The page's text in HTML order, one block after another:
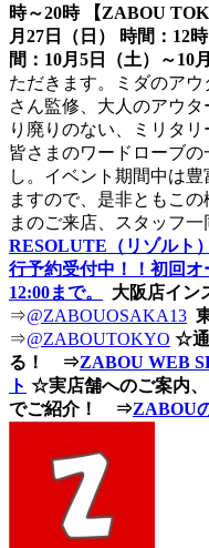
時～20時 【ZABOU
月27日（日） 時間：12
間：10月5日（土）～10
ただきます。ミダのア
さん監修、大人のアウ
り廃りのない、ミリタ
皆さまのワードローブ
し。イベント期間中は
ますので、是非ともこ
まのご来店、スタッフ
RESOLUTE（リゾルト
行予約受付中！！初回オ
12:00まで。
大阪店イン
⇒@ZABOUOSAKA13
⇒@ZABOUTOKYO ☆通
る！ ⇒ZABOU WEB
ト ☆実店舗へのご案内
でご紹介！ ⇒ZABOU